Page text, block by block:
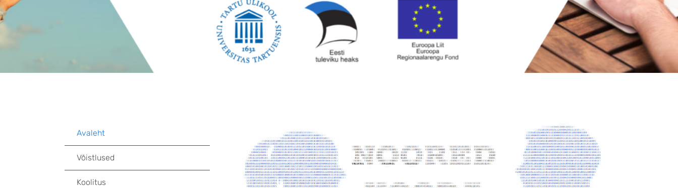
Avaleht
Võistlused
Koolitus